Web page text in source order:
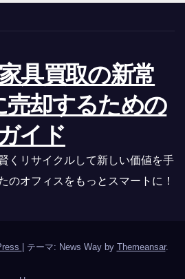
具買取の新常
売却するための
イド
くリサイクルして新しい価値を手
のオフィスをもっとスマートに！
テーマ: News Way by Themeansar.